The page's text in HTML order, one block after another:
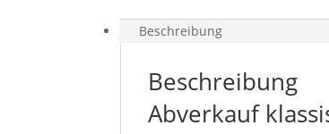
Beschreibung
Beschreibung
Abverkauf